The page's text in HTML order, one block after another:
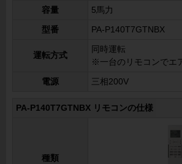
容量 5馬力
型番 PA-P140T7GTNBX
運転方式
同時運転
※一台のリモコンでエ
電源 三相200V
PA-P140T7GTNBX リモコンの仕様
種類